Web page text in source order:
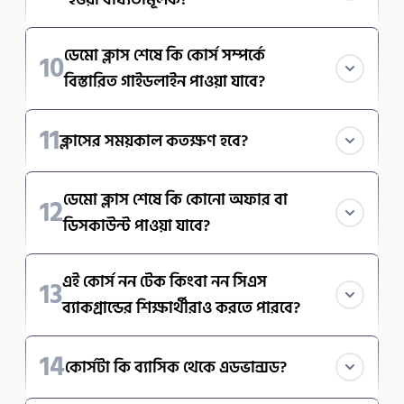
কি না, সিদ্ধান্ত আপনার।
10ডেমো ক্লাস শেষে কি কোর্স সম্পর্কে
বিস্তারিত গাইডলাইন পাওয়া যাবে?
সাপোর্ট সিস্টেম সম্পর্কে ক্লিয়ার ধারণা দেওয়া হবে।
11ক্লাসের সময়কাল কতক্ষণ হবে?
12ডেমো ক্লাস শেষে কি কোনো অফার বা
ডিসকাউন্ট পাওয়া যাবে?
কোড জানানো হতে পারে।
13এই কোর্স নন টেক কিংবা নন সিএস
ব্যাকগ্রান্ডের শিক্ষার্থীরাও করতে পারবে?
ব্যাকগ্রাউন্ডের হওয়ার প্রয়োজন নাই।
14কোর্সটা কি ব্যাসিক থেকে এডভান্সড?